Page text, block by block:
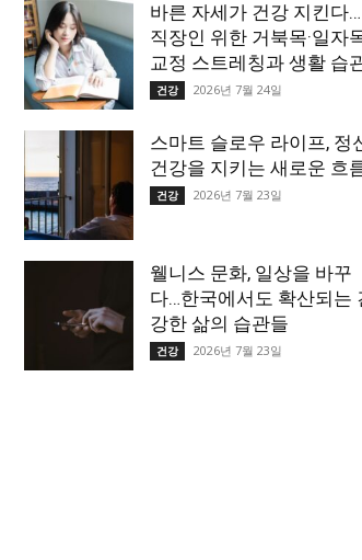
바른 자세가 건강 지킨다…
직장인 위한 거북목·일자
교정 스트레칭과 생활 습
건강 2026년 7월 24일
스마트 슬로우 라이프, 정
건강을 지키는 새로운 흐
건강 2026년 7월 23일
웰니스 문화, 일상을 바꾸
다…한국에서도 확산되는
강한 삶의 습관들
건강 2026년 7월 23일